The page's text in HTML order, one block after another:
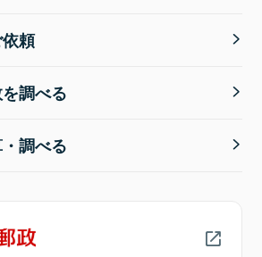
頼
調べる
調べる